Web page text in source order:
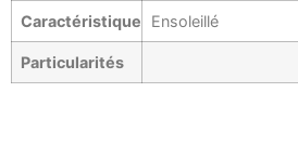
Caractéristique Ensoleillé
Particularités